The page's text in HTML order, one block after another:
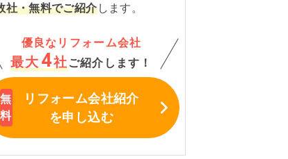
社・無料でご紹介します。
優良なリフォーム会社
最大 4社 ご紹介します！
リフォーム会社紹介
を申し込む